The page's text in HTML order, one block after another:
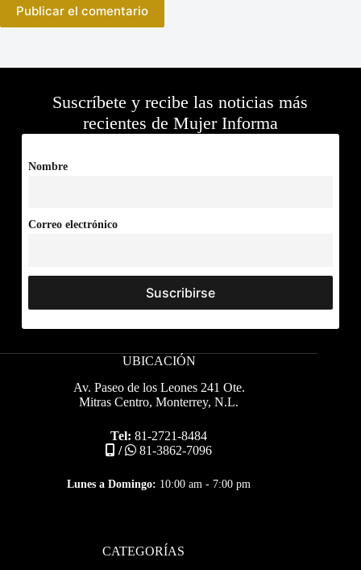
Publicar el comentario
Suscríbete y recibe las noticias más
recientes de Mujer Informa
Nombre
Correo electrónico
UBICACIÓN
Av. Paseo de los Leones 241 Ote.
Mitras Centro, Monterrey, N.L.
Tel: 81-2721-8484
/
81-3862-7096
Lunes a Domingo: 10:00 am - 7:00 pm
CATEGORÍAS